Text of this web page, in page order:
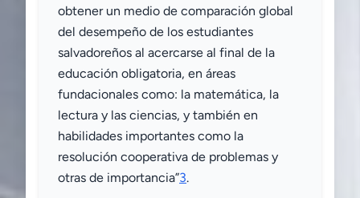
obtener un medio de comparación global
del desempeño de los estudiantes
salvadoreños al acercarse al final de la
educación obligatoria, en áreas
fundacionales como: la matemática, la
lectura y las ciencias, y también en
habilidades importantes como la
resolución cooperativa de problemas y
otras de importancia”3.